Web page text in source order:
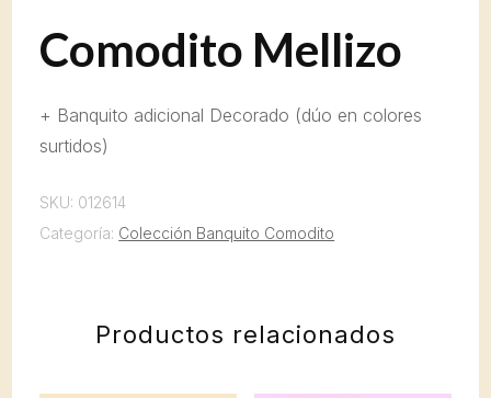
Comodito Mellizo
+ Banquito adicional Decorado (dúo en colores
surtidos)
SKU: 012614
Categoría: Colección Banquito Comodito
Productos relacionados